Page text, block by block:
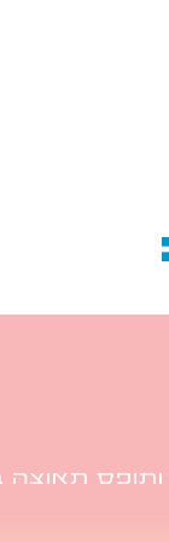
ותופס